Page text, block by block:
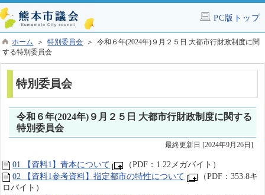
PC版トップ
ホーム ＞特別委員会 ＞ 令和６年(2024年)９月２５日 大都市行財政制度に関
する特別委員会
特別委員会
令和６年(2024年)９月２５日 大都市行財政制度に関する
特別委員会
最終更新日 [2024年9月26日]
01 【資料1】青本について
（PDF：1.22メガバイト）
02 【資料1参考資料】指定都市の特性について
（PDF：353.8キ
ロバイト）